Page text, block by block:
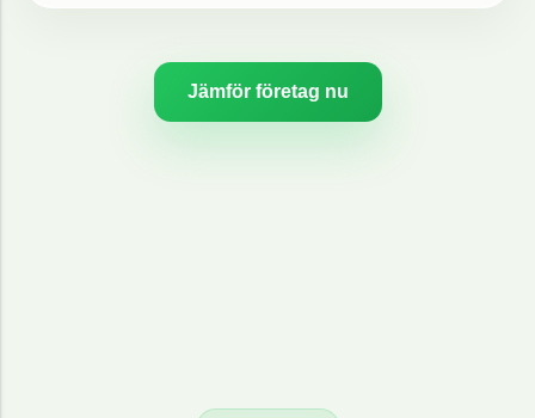
Jämför företag nu